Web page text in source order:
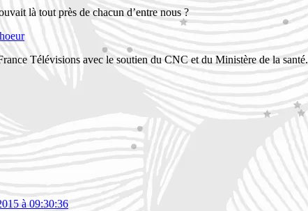
là tout près de chacun d’entre nous ?
Télévisions avec le soutien du CNC et du Ministère de la santé.
à 09:30:36